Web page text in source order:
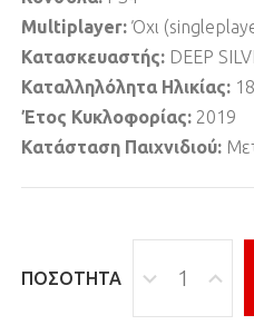
Multiplayer: Όχι
Κατασκευαστής: DEEP
Καταλληλόλητα Ηλικίας:
Έτος Κυκλοφορίας: 2019
Κατάσταση Παιχνιδιού:
ΠΟΣΌΤΗΤΑ